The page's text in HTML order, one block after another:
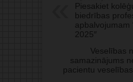
Piesakiet
biedrības
apbalvojumam
2025″
Veselības
samazinājums
pacientu